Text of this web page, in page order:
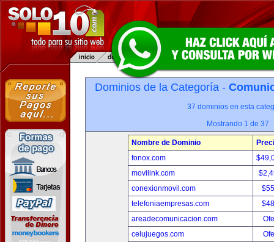
Dominios de la Categoría -
37 dominios en esta
Mostrando 1 de 37
Nombre de Dominio
fonox.com
movilink.com
conexionmovil.com
telefoniaempresas.com
areadecomunicacion.com
celujuegos.com